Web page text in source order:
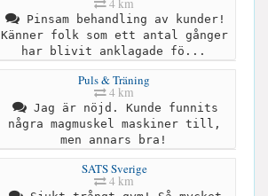
4 km
Pinsam behandling av kunder!
Känner folk som ett antal gånger
har blivit anklagade fö...
Puls & Träning
4 km
Jag är nöjd. Kunde funnits
några magmuskel maskiner till,
men annars bra!
SATS Sverige
4 km